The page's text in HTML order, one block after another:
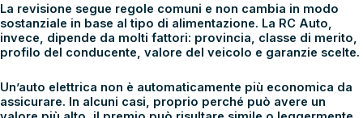
La revisione segue regole comuni e non cambia in modo
sostanziale in base al tipo di alimentazione. La RC Auto,
invece, dipende da molti fattori: provincia, classe di merito,
profilo del conducente, valore del veicolo e garanzie scelte.
Un’auto elettrica non è automaticamente più economica da
assicurare. In alcuni casi, proprio perché può avere un